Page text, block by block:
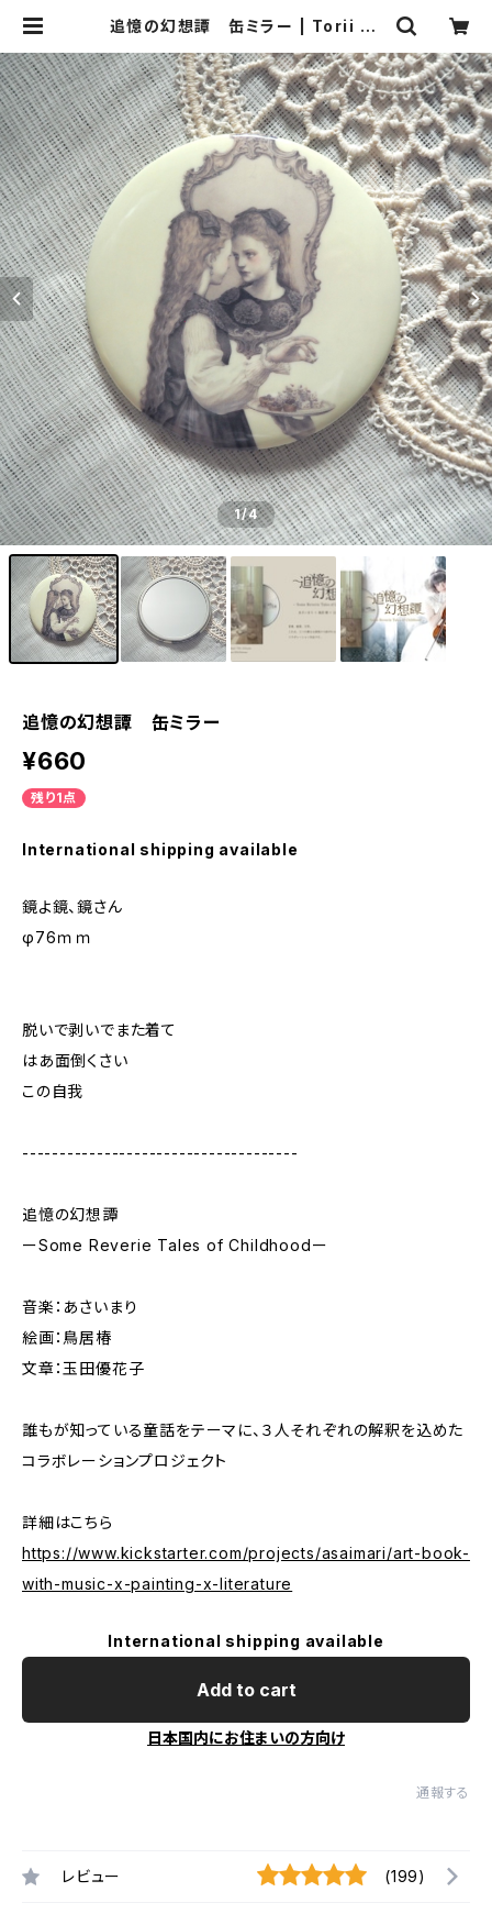
追憶の幻想譚 缶ミラー | Torii Ts
1/4
追憶の幻想譚 缶ミラー
¥660
残り1点
International shipping available
鏡よ鏡、鏡さん
φ76ｍｍ
脱いで剥いでまた着て
はあ面倒くさい
この自我
-------------------------------------
追憶の幻想譚
ーSome Reverie Tales of Childhoodー
音楽：あさいまり
絵画：鳥居椿
文章：玉田優花子
誰もが知っている童話をテーマに、３人それぞれの解釈を込めた
コラボレーションプロジェクト
詳細はこちら
https://www.kickstarter.com/projects/asaimari/art-book-
with-music-x-painting-x-literature
International shipping available
Add to cart
日本国内にお住まいの方向け
通報する
レビュー (199)